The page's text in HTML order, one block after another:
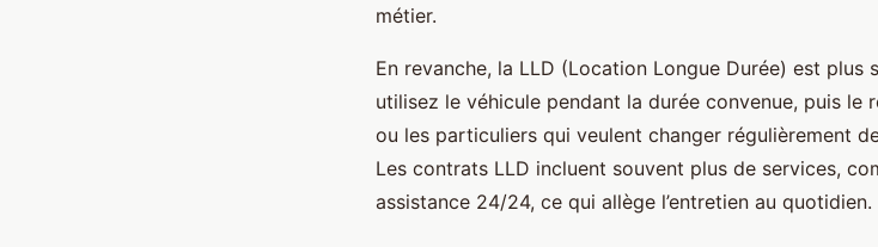
métier.
En revanche, la LLD (Location Longue Durée) est plus
utilisez le véhicule pendant la durée convenue, puis le
ou les particuliers qui veulent changer régulièrement
Les contrats LLD incluent souvent plus de services,
assistance 24/24, ce qui allège l’entretien au quotidien.